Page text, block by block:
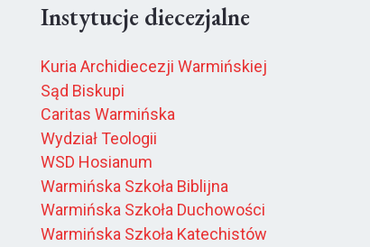
Instytucje diecezjalne
Kuria Archidiecezji Warmińskiej
Sąd Biskupi
Caritas Warmińska
Wydział Teologii
WSD Hosianum
Warmińska Szkoła Biblijna
Warmińska Szkoła Duchowości
Warmińska Szkoła Katechistów